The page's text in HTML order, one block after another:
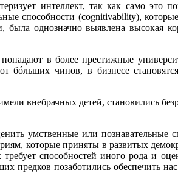
интеллект, так как само это
способности (cognitivability),
была однозначно выявлена высокая
в более престижные
бóльших чинов, в бизнесе
внебрачных детей, становились
умственные или познавательные
которые приняты в развитых
способностей иного рода и
позаботились обеспечить